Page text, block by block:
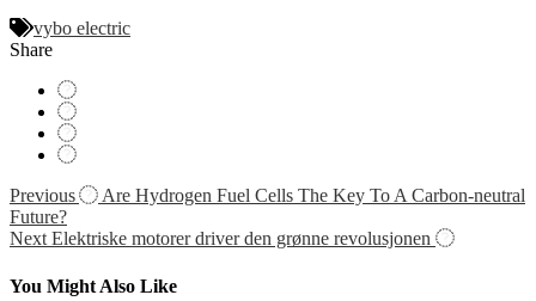
vybo electric
Share
Navigácia
v
Previous
Are Hydrogen Fuel Cells The Key To A Carbon-neutral
Future?
Next Elektriske motorer driver den grønne revolusjonen
You Might Also Like